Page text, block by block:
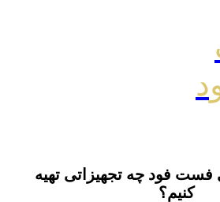
فود چه تجهیزاتی تهیه
کنیم؟